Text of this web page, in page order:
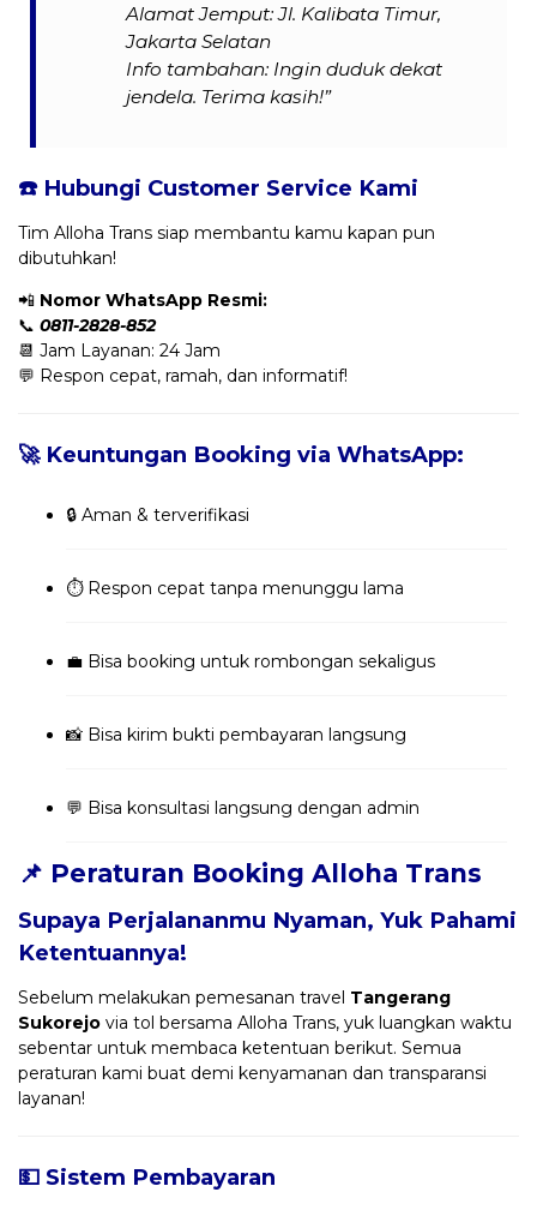
Alamat Jemput: Jl. Kalibata Timur,
Jakarta Selatan
Info tambahan: Ingin duduk dekat
jendela. Terima kasih!”
☎️ Hubungi Customer Service Kami
Tim Alloha Trans siap membantu kamu kapan pun
dibutuhkan!
📲 Nomor WhatsApp Resmi:
📞 0811-2828-852
📆 Jam Layanan: 24 Jam
💬 Respon cepat, ramah, dan informatif!
🚀 Keuntungan Booking via WhatsApp:
🔒 Aman & terverifikasi
⏱️ Respon cepat tanpa menunggu lama
💼 Bisa booking untuk rombongan sekaligus
📸 Bisa kirim bukti pembayaran langsung
💬 Bisa konsultasi langsung dengan admin
📌 Peraturan Booking Alloha Trans
Supaya Perjalananmu Nyaman, Yuk Pahami
Ketentuannya!
Sebelum melakukan pemesanan travel Tangerang
Sukorejo via tol bersama Alloha Trans, yuk luangkan waktu
sebentar untuk membaca ketentuan berikut. Semua
peraturan kami buat demi kenyamanan dan transparansi
layanan!
💵 Sistem Pembayaran